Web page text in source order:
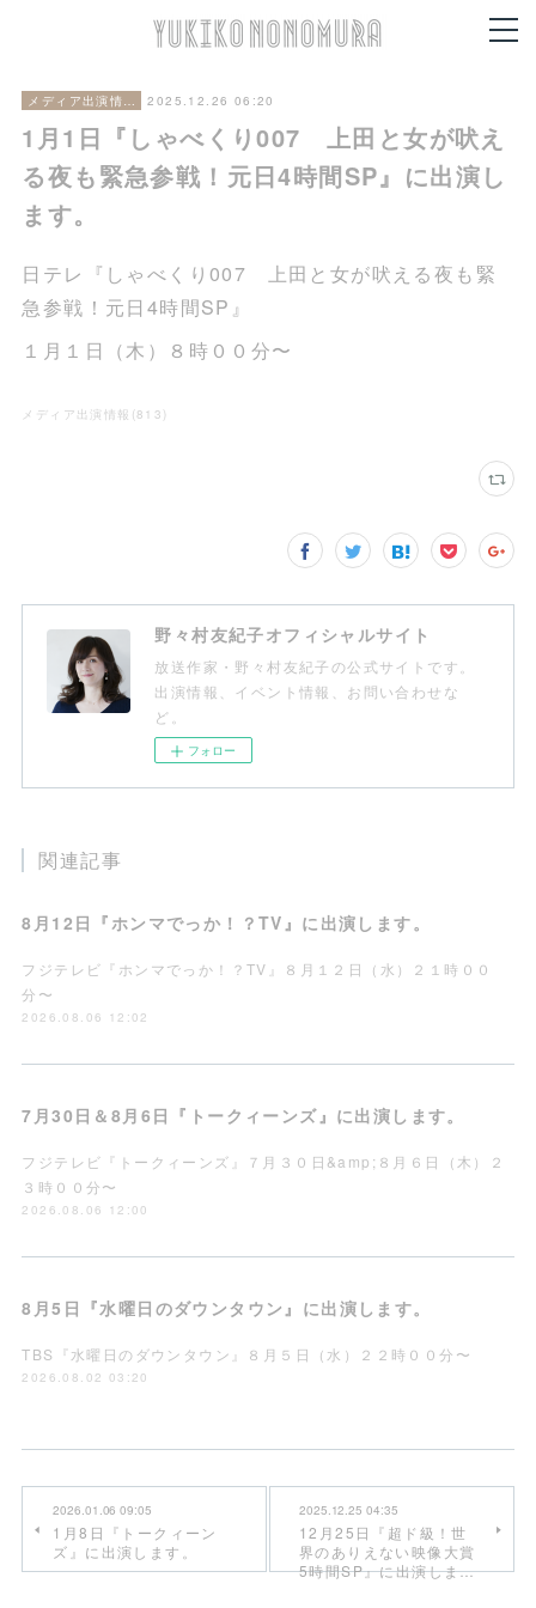
メディア出演情報 2025.12.26 06:20
1月1日『しゃべくり007 上田と女が吠え
る夜も緊急参戦！元日4時間SP』に出演し
ます。
日テレ『しゃべくり007 上田と女が吠える夜も緊
急参戦！元日4時間SP』
１月１日（木）８時００分〜
メディア出演情報 (813 )
野々村友紀子オフィシャルサイト
放送作家・野々村友紀子の公式サイトです。
出演情報、イベント情報、お問い合わせな
ど。
フォロー
関連記事
8月12日『ホンマでっか！？TV』に出演します。
フジテレビ『ホンマでっか！？TV』８月１２日（水）２１時００
分〜
2026.08.06 12:02
7月30日＆8月6日『トークィーンズ』に出演します。
フジテレビ『トークィーンズ』７月３０日&amp;８月６日（木）２
３時００分〜
2026.08.06 12:00
8月5日『水曜日のダウンタウン』に出演します。
TBS『水曜日のダウンタウン』８月５日（水）２２時００分〜
2026.08.02 03:20
2026.01.06 09:05
1月8日『トークィーン
ズ』に出演します。
2025.12.25 04:35
12月25日『超ド級！世
界のありえない映像大賞
5時間SP』に出演しま…